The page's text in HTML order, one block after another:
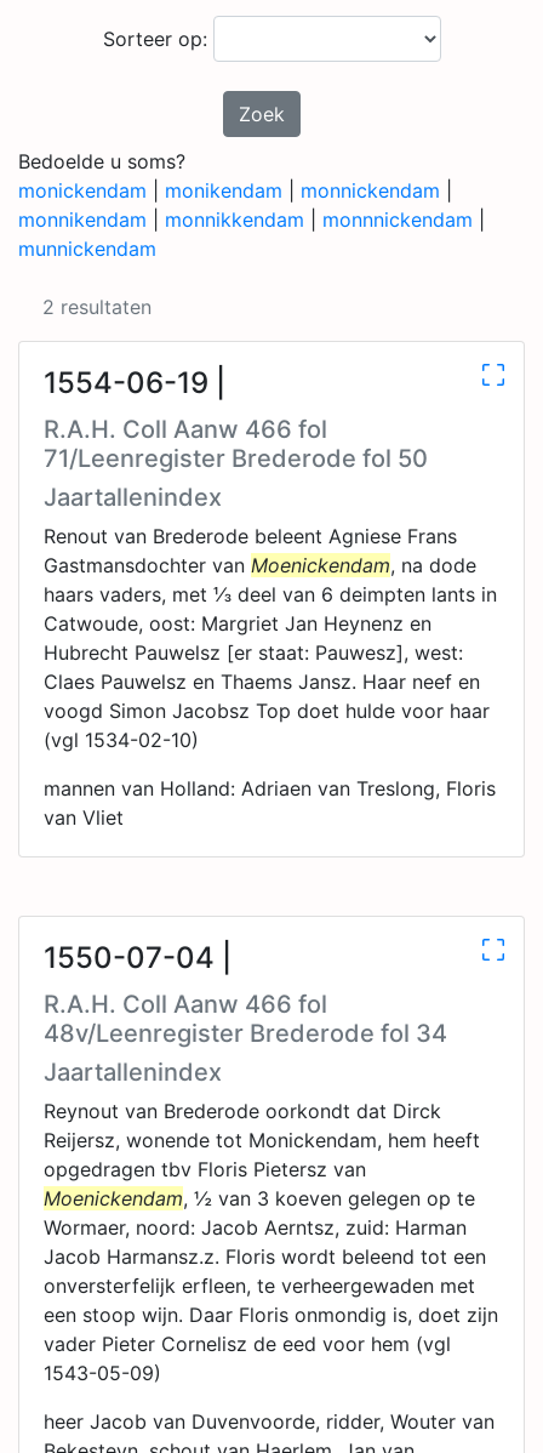
Sorteer op:
Zoek
Bedoelde u soms?
monickendam
monikendam monnickendam
monnikendam
monnikkendam monnnickendam
munnickendam
2 resultaten
1554-06-19 |
R.A.H. Coll Aanw 466 fol
71/Leenregister Brederode fol 50
Jaartallenindex
Renout van Brederode beleent Agniese Frans
Gastmansdochter van Moenickendam, na dode
haars vaders, met ⅓ deel van 6 deimpten lants in
Catwoude, oost: Margriet Jan Heynenz en
Hubrecht Pauwelsz [er staat: Pauwesz], west:
Claes Pauwelsz en Thaems Jansz. Haar neef en
voogd Simon Jacobsz Top doet hulde voor haar
(vgl 1534-02-10)
mannen van Holland: Adriaen van Treslong, Floris
van Vliet
1550-07-04 |
R.A.H. Coll Aanw 466 fol
48v/Leenregister Brederode fol 34
Jaartallenindex
Reynout van Brederode oorkondt dat Dirck
Reijersz, wonende tot Monickendam, hem heeft
opgedragen tbv Floris Pietersz van
Moenickendam, ½ van 3 koeven gelegen op te
Wormaer, noord: Jacob Aerntsz, zuid: Harman
Jacob Harmansz.z. Floris wordt beleend tot een
onversterfelijk erfleen, te verheergewaden met
een stoop wijn. Daar Floris onmondig is, doet zijn
vader Pieter Cornelisz de eed voor hem (vgl
1543-05-09)
heer Jacob van Duvenvoorde, ridder, Wouter van